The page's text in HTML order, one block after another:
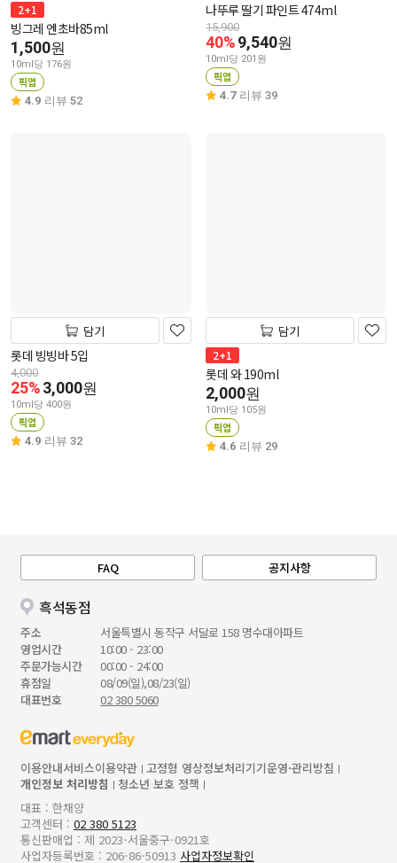
2+1
빙그레 엔초바85ml
1,500원
10ml당 176원
픽업
4.9 리뷰 52
나뚜루 딸기 파인트 474ml
15,900
40%9,540원
10ml당 201원
픽업
4.7 리뷰 39
담기
롯데 빙빙바 5입
4,000
25%3,000원
10ml당 400원
픽업
4.9 리뷰 32
담기
2+1
롯데 와 190ml
2,000원
10ml당 105원
픽업
4.6 리뷰 29
FAQ 공지사항
흑석동점
주소
서울특별시 동작구 서달로 158 명수대아파트
영업시간
10:00 - 23:00
주문가능시간
00:00 - 24:00
휴점일
08/09(일),08/23(일)
대표번호
02 380 5060
이용안내서비스이용약관 고정형 영상정보처리기기운영·관리방침
개인정보 처리방침
청소년 보호 정책
대표 : 한채양
고객센터 : 02 380 5123
통신판매업 : 제 2023-서울중구-0921호
사업자등록번호 : 206-86-50913 사업자정보확인